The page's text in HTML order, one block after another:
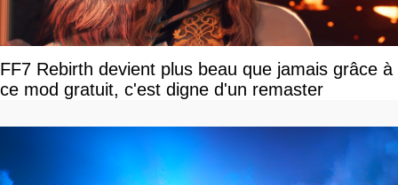
FF7 Rebirth devient plus beau que jamais grâce à
ce mod gratuit, c'est digne d'un remaster